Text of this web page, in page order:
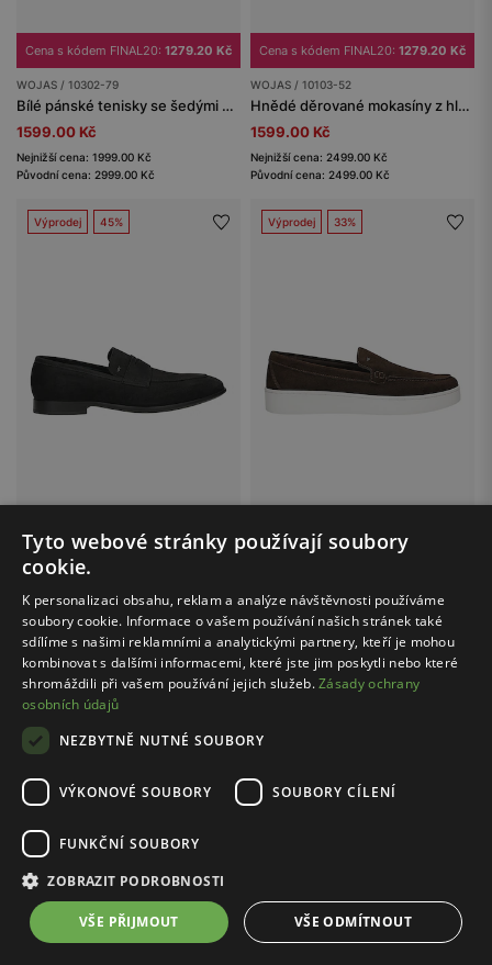
Cena s kódem FINAL20: 1279.20 Kč
WOJAS / 10302-79
Bílé pánské tenisky se šedými vsadkami
1599.00 Kč
Nejnižší cena: 1999.00 Kč
Původní cena: 2999.00 Kč
Cena s kódem FINAL20: 1279.20 Kč
WOJAS / 10103-52
Hnědé děrované mokasíny z hladké kůže
1599.00 Kč
Nejnižší cena: 2499.00 Kč
Původní cena: 2499.00 Kč
Výprodej 45%
Cena s kódem FINAL20:1279.20 Kč
WOJAS / 10196-21
Čierne mokasíny z nubuku
1599.00 Kč
Nejnižší cena: 1999.00 Kč
Původní cena: 2899.00 Kč
Výprodej 33%
Cena s kódem FINAL20:1279.20 Kč
1599.00 Kč
Nejnižší cena: 2399.00 Kč
Původní cena: 2399.00 Kč
s certifikátem SSL
Tyto webové stránky používají soubory
cookie.
K personalizaci obsahu, reklam a analýze návštěvnosti používáme
soubory cookie. Informace o vašem používání našich stránek také
sdílíme s našimi reklamními a analytickými partnery, kteří je mohou
kombinovat s dalšími informacemi, které jste jim poskytli nebo které
shromáždili při vašem používání jejich služeb.Zásady ochrany
osobních údajů
NEZBYTNĚ NUTNÉ SOUBORY
VÝKONOVÉ SOUBORY SOUBORY CÍLENÍ
FUNKČNÍ SOUBORY
ZOBRAZIT PODROBNOSTI
VŠE PŘIJMOUT VŠE ODMÍTNOUT